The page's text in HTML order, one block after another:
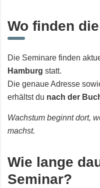
Wo finden
Die Seminare finden
Hamburg statt.
Die genaue Adresse
erhältst du nach der
Wachstum beginnt dort,
machst.
Wie lange
Seminar?